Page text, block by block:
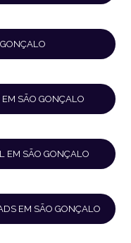
SÃO GONÇALO
EM SÃO GONÇALO
EM SÃO GONÇALO